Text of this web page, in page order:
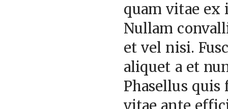
quam vitae ex
Nullam
et vel nisi.
aliquet a et
Phasellus